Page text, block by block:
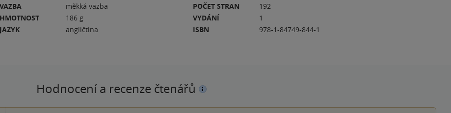
VAZBA
měkká vazba
HMOTNOST
186 g
JAZYK
angličtina
POČET STRAN
192
VYDÁNÍ
1
ISBN
978-1-84749-844-1
Hodnocení a recenze čtenářů